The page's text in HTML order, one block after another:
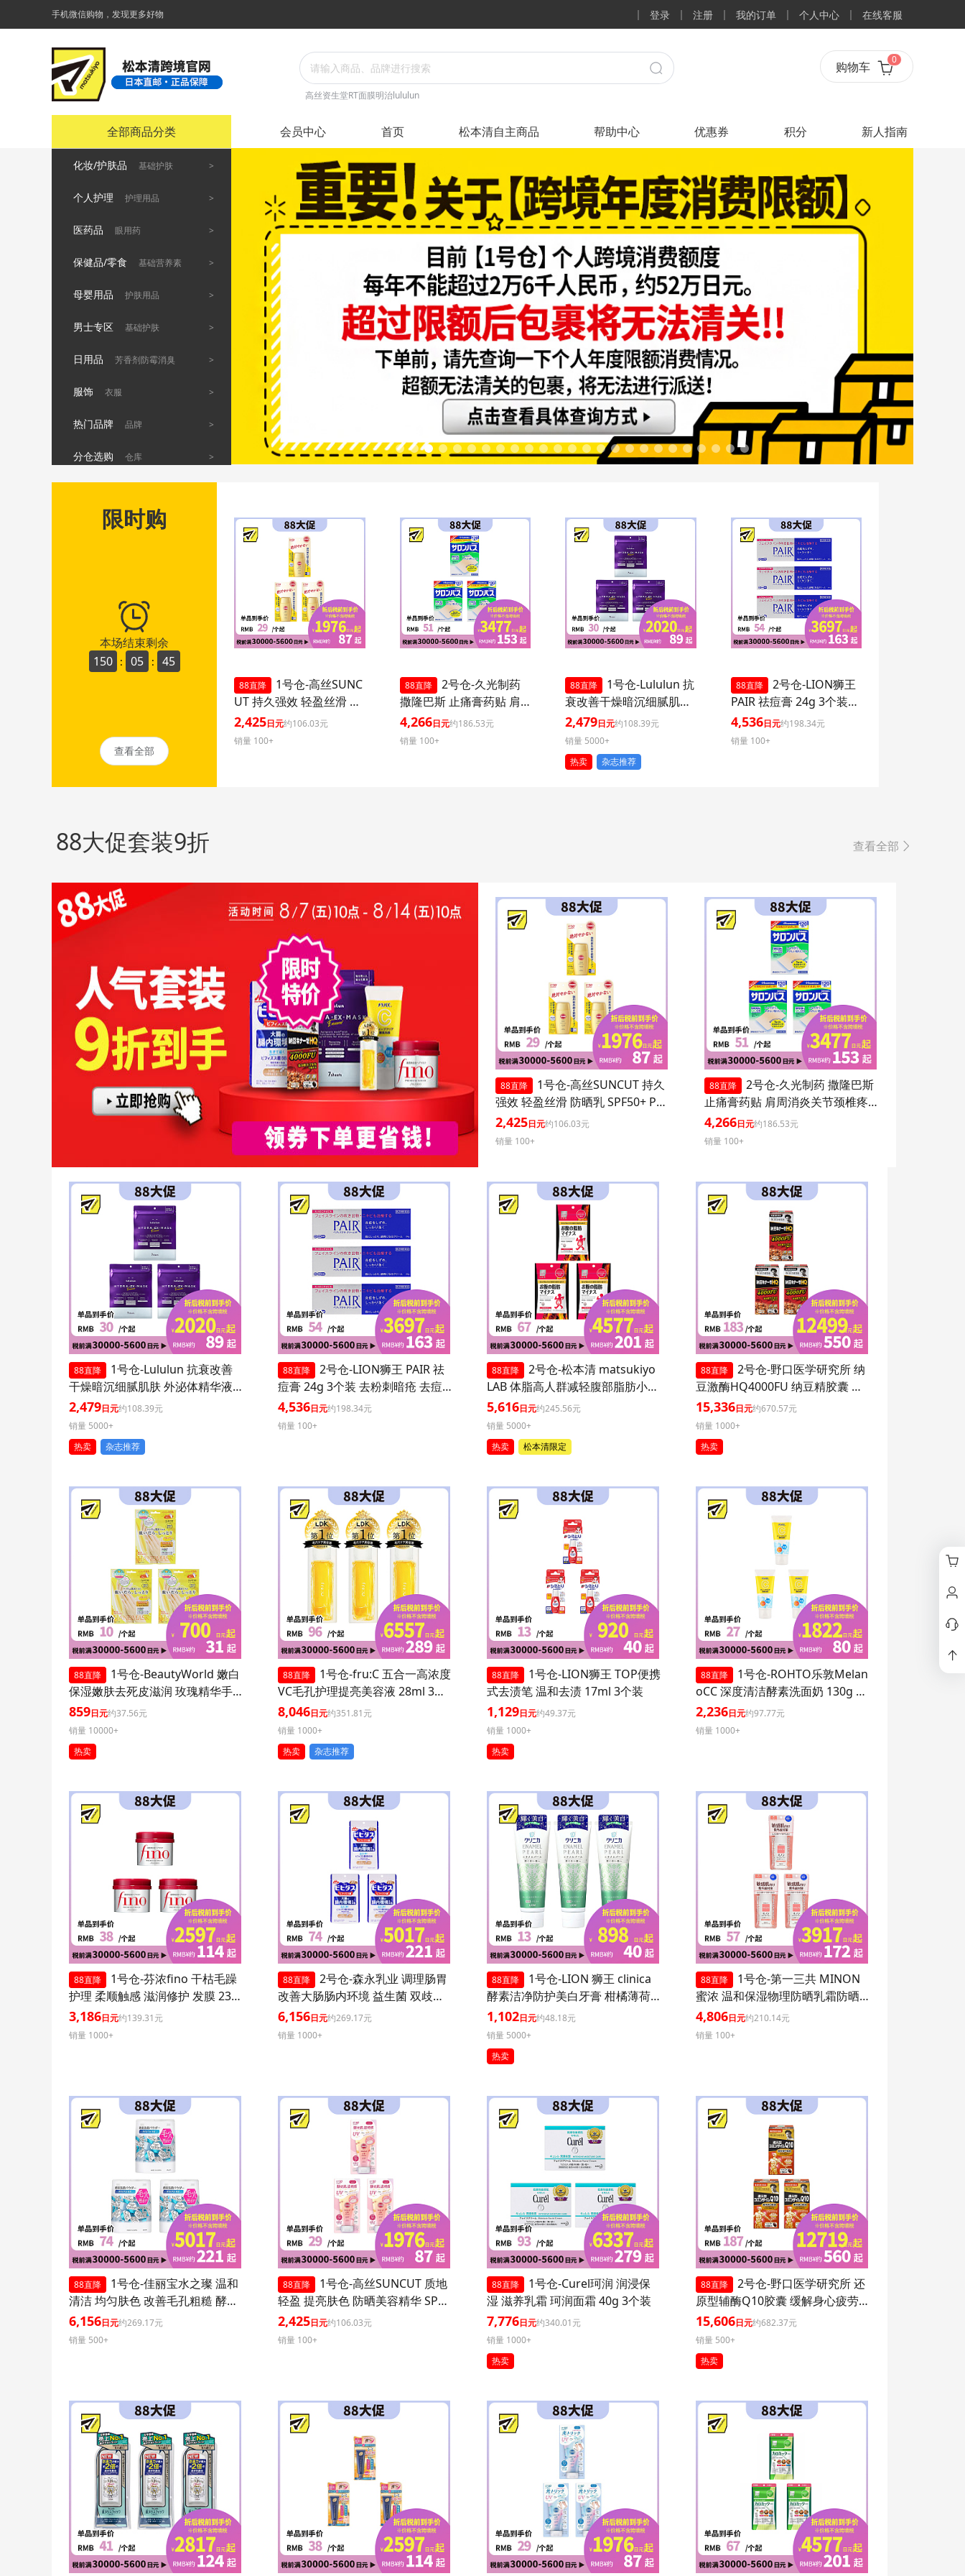
手机微信购物，发现更多好物 登录 注册 我的订单 个人中心 在线客服
高丝资生堂RT面膜明治lululun
购物车 0
全部商品分类 会员中心 首页 松本清自主商品 帮助中心 优惠券 积分 新人指南
化妆/护肤品 基础护肤 >
个人护理 护理用品 >
医药品 眼用药 >
保健品/零食 基础营养素 >
母婴用品 护肤用品 >
男士专区 基础护肤 >
日用品 芳香剂防霉消臭 >
服饰 衣服 >
热门品牌 品牌 >
分仓选购 仓库 >
限时购
本场结束剩余
150 : 05 : 44
查看全部
88直降
1号仓-高丝SUNC
UT 持久强效 轻盈丝滑 防
晒乳 SPF50+ PA++++ 50
ml 3个装 阻隔紫外线 持
2,425日元约106.03元
销量 100+
88直降
2号仓-久光制药
撒隆巴斯 止痛膏药贴 肩
周消炎关节颈椎疼 4.6×7.
2cm 120贴 3个装【第3类
4,266日元约186.53元
销量 100+
88直降
1号仓-Lululun 抗
衰改善干燥暗沉细腻肌肤
外泌体精华液保湿面膜 7
片 3个装 Exosome 增加
肌肤弹力透明感
2,479日元约108.39元
销量 5000+
热卖
杂志推荐
88直降
2号仓-LION狮王
PAIR 祛痘膏 24g 3个装
去粉刺暗疮 去痘印修复痘
坑 舒缓炎症红肿【第2类
4,536日元约198.34元
销量 100+
88大促套装9折 查看全部
88直降
1号仓-高丝SUNCUT 持久
强效 轻盈丝滑 防晒乳 SPF50+ PA+
+++ 50ml 3个装 阻隔紫外线 持久
耐水 户外防晒 多重保护 清爽不粘
2,425日元约106.03元
销量 100+
88直降
2号仓-久光制药 撒隆巴斯
止痛膏药贴 肩周消炎关节颈椎疼
4.6×7.2cm 120贴 3个装【第3类医
药品】
4,266日元约186.53元
销量 100+
88直降
1号仓-Lululun 抗衰改善
干燥暗沉细腻肌肤 外泌体精华液
保湿面膜 7片 3个装 Exosome 增
加肌肤弹力透明感
2,479日元约108.39元
销量 5000+
热卖
杂志推荐
88直降
2号仓-LION狮王 PAIR 祛
痘膏 24g 3个装 去粉刺暗疮 去痘
印修复痘坑 舒缓炎症红肿【第2类
医药品】
4,536日元约198.34元
销量 100+
88直降
2号仓-松本清 matsukiyo
LAB 体脂高人群减轻腹部脂肪小腹
丸 90粒 3个装
5,616日元约245.56元
销量 5000+
热卖
松本清限定
88直降
2号仓-野口医学研究所 纳
豆激酶HQ4000FU 纳豆精胶囊 促
进血栓溶解降三高 120粒 3个装
15,336日元约670.57元
销量 1000+
热卖
88直降
1号仓-BeautyWorld 嫩白
保湿嫩肤去死皮滋润 玫瑰精华手
膜 3个装 LUCKY TRENDY 补水护
肤去角质双手部护理
859日元约37.56元
销量 10000+
热卖
88直降
1号仓-fru:C 五合一高浓度
VC毛孔护理提亮美容液 28ml 3个
装 减少毛孔 懒人护肤
8,046日元约351.81元
销量 1000+
热卖
杂志推荐
88直降
1号仓-LION狮王 TOP便携
式去渍笔 温和去渍 17ml 3个装
1,129日元约49.37元
销量 1000+
热卖
88直降
1号仓-ROHTO乐敦Melan
oCC 深度清洁酵素洗面奶 130g 3
个装
2,236日元约97.77元
销量 1000+
88直降
1号仓-芬浓fino 干枯毛躁
护理 柔顺触感 滋润修护 发膜 230
g 3个装
3,186日元约139.31元
销量 1000+
88直降
2号仓-森永乳业 调理肠胃
改善大肠肠内环境 益生菌 双歧杆
菌胶囊 30粒 3个装
6,156日元约269.17元
销量 1000+
88直降
1号仓-LION 狮王 clinica
酵素洁净防护美白牙膏 柑橘薄荷 1
30g 3个装
1,102日元约48.18元
销量 5000+
热卖
88直降
1号仓-第一三共 MINON
蜜浓 温和保湿物理防晒乳霜防晒
液UV SPF50+PA++++ 80ml 3个装
防晒抗老 敏感肌可用
4,806日元约210.14元
销量 100+
88直降
1号仓-佳丽宝水之璨 温和
清洁 均匀肤色 改善毛孔粗糙 酵素
洗颜粉 蓝色版 32粒 3个装
6,156日元约269.17元
销量 500+
88直降
1号仓-高丝SUNCUT 质地
轻盈 提亮肤色 防晒美容精华 SPF5
0+ PA++++ 玫瑰粉色 80g 3个装 高
效紫外线防护 高保湿配方 提升肌
2,425日元约106.03元
销量 100+
88直降
1号仓-Curel珂润 润浸保
湿 滋养乳霜 珂润面霜 40g 3个装
7,776日元约340.01元
销量 1000+
热卖
88直降
2号仓-野口医学研究所 还
原型辅酶Q10胶囊 缓解身心疲劳
强健心肌 60粒 3个装
15,606日元约682.37元
销量 500+
热卖